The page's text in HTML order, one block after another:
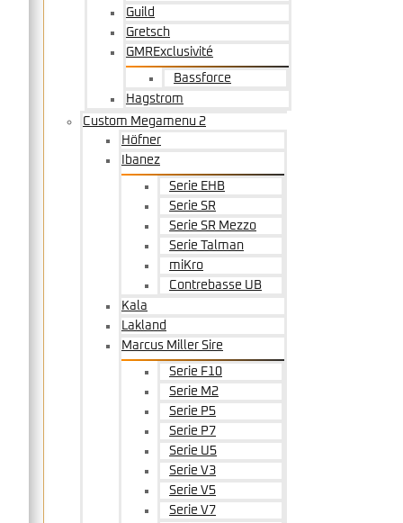
Guild
Gretsch
GMRExclusivité
Bassforce
Hagstrom
Custom Megamenu 2
Höfner
Ibanez
Serie EHB
Serie SR
Serie SR Mezzo
Serie Talman
miKro
Contrebasse UB
Kala
Lakland
Marcus Miller Sire
Serie F10
Serie M2
Serie P5
Serie P7
Serie U5
Serie V3
Serie V5
Serie V7